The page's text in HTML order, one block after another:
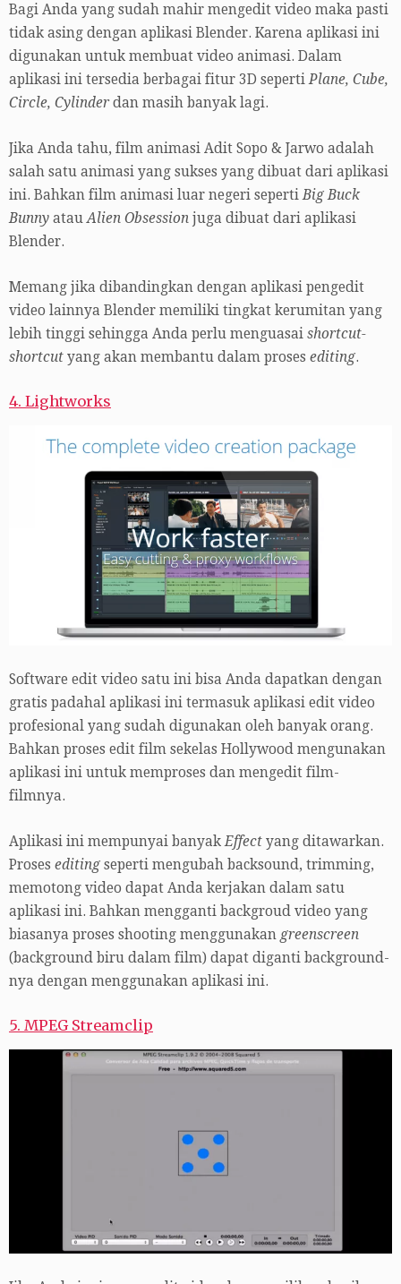
Bagi Anda yang sudah mahir mengedit video maka pasti
tidak asing dengan aplikasi Blender. Karena aplikasi ini
digunakan untuk membuat video animasi. Dalam
aplikasi ini tersedia berbagai fitur 3D sepertiPlane, Cube,
Circle, Cylinderdan masih banyak lagi.
Jika Anda tahu, film animasi Adit Sopo & Jarwo adalah
salah satu animasi yang sukses yang dibuat dari aplikasi
ini. Bahkan film animasi luar negeri sepertiBig Buck
Bunny atauAlien Obsession juga dibuat dari aplikasi
Blender.
Memang jika dibandingkan dengan aplikasi pengedit
video lainnya Blender memiliki tingkat kerumitan yang
lebih tinggi sehingga Anda perlu menguasai shortcut-
shortcut yang akan membantu dalam proses editing.
4. Lightworks
Software edit video satu ini bisa Anda dapatkan dengan
gratis padahal aplikasi ini termasuk aplikasi edit video
profesional yang sudah digunakan oleh banyak orang.
Bahkan proses edit film sekelas Hollywood mengunakan
aplikasi ini untuk memproses dan mengedit film-
filmnya.
Aplikasi ini mempunyai banyakEffect yang ditawarkan.
Proses editing seperti mengubah backsound, trimming,
memotong video dapat Anda kerjakan dalam satu
aplikasi ini. Bahkan mengganti backgroud video yang
biasanya proses shooting menggunakan greenscreen
(background biru dalam film) dapat diganti background-
nya dengan menggunakan aplikasi ini.
5. MPEG Streamclip